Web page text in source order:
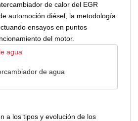
de calor del EGR
automoción diésel, la metodología
ensayos en puntos
del motor.
de agua
a los tipos y evolución de los